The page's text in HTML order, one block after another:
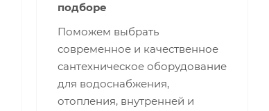
подборе
Поможем выбрать
современное и качественное
сантехническое оборудование
для водоснабжения,
отопления, внутренней и